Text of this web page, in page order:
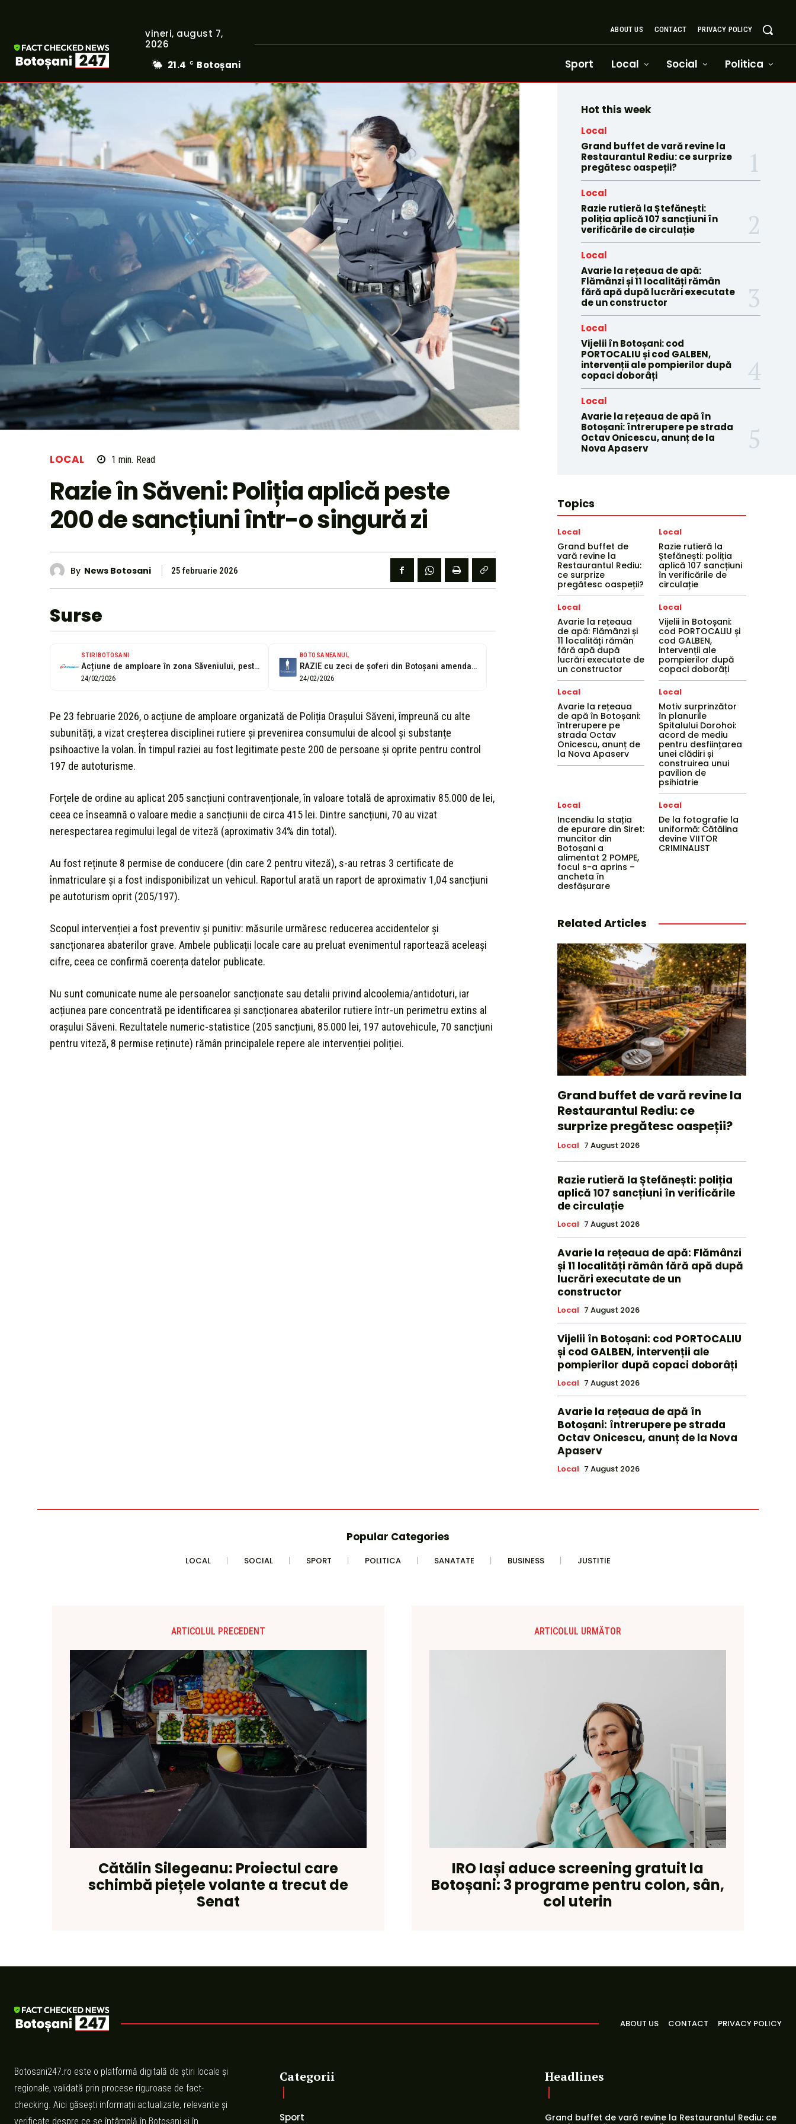
vineri, august 7,
2026
21.4
C Botoșani
ABOUT US CONTACT PRIVACY POLICY
Sport Local Social Politica
LOCAL 1 min. Read
Razie în Săveni: Poliția aplică peste
200 de sancțiuni într-o singură zi
By News Botosani 25 februarie 2026
Surse
STIRIBOTOSANI
Acțiune de amploare în zona Săveniului, peste 200 de sancțiuni aplicate de...
24/02/2026
BOTOSANEANUL
RAZIE cu zeci de șoferi din Botoșani amendați din același motiv
24/02/2026
Pe 23 februarie 2026, o acțiune de amploare organizată de Poliția Orașului Săveni, împreună cu alte
subunități, a vizat creșterea disciplinei rutiere și prevenirea consumului de alcool și substanțe
psihoactive la volan. În timpul raziei au fost legitimate peste 200 de persoane și oprite pentru control
197 de autoturisme.
Forțele de ordine au aplicat 205 sancțiuni contravenționale, în valoare totală de aproximativ 85.000 de lei,
ceea ce înseamnă o valoare medie a sancțiunii de circa 415 lei. Dintre sancțiuni, 70 au vizat
nerespectarea regimului legal de viteză (aproximativ 34% din total).
Au fost reținute 8 permise de conducere (din care 2 pentru viteză), s-au retras 3 certificate de
înmatriculare și a fost indisponibilizat un vehicul. Raportul arată un raport de aproximativ 1,04 sancțiuni
pe autoturism oprit (205/197).
Scopul intervenției a fost preventiv și punitiv: măsurile urmăresc reducerea accidentelor și
sancționarea abaterilor grave. Ambele publicații locale care au preluat evenimentul raportează aceleași
cifre, ceea ce confirmă coerența datelor publicate.
Nu sunt comunicate nume ale persoanelor sancționate sau detalii privind alcoolemia/antidoturi, iar
acțiunea pare concentrată pe identificarea și sancționarea abaterilor rutiere într-un perimetru extins al
orașului Săveni. Rezultatele numeric-statistice (205 sancțiuni, 85.000 lei, 197 autovehicule, 70 sancțiuni
pentru viteză, 8 permise reținute) rămân principalele repere ale intervenției poliției.
Hot this week
Local
Grand buffet de vară revine la
Restaurantul Rediu: ce surprize
pregătesc oaspeții?
Local
Razie rutieră la Ștefănești:
poliția aplică 107 sancțiuni în
verificările de circulație
Local
Avarie la rețeaua de apă:
Flămânzi și 11 localități rămân
fără apă după lucrări executate
de un constructor
Local
Vijelii în Botoșani: cod
PORTOCALIU și cod GALBEN,
intervenții ale pompierilor după
copaci doborâți
Local
Avarie la rețeaua de apă în
Botoșani: întrerupere pe strada
Octav Onicescu, anunț de la
Nova Apaserv
Topics
Local
Grand buffet de
vară revine la
Restaurantul Rediu:
ce surprize
pregătesc oaspeții?
Local
Razie rutieră la
Ștefănești: poliția
aplică 107 sancțiuni
în verificările de
circulație
Local
Avarie la rețeaua
de apă: Flămânzi și
11 localități rămân
fără apă după
lucrări executate de
un constructor
Local
Vijelii în Botoșani:
cod PORTOCALIU și
cod GALBEN,
intervenții ale
pompierilor după
copaci doborâți
Local
Avarie la rețeaua
de apă în Botoșani:
întrerupere pe
strada Octav
Onicescu, anunț de
la Nova Apaserv
Local
Motiv surprinzător
în planurile
Spitalului Dorohoi:
acord de mediu
pentru desființarea
unei clădiri și
construirea unui
pavilion de
psihiatrie
Local
Incendiu la stația
de epurare din Siret:
muncitor din
Botoșani a
alimentat 2 POMPE,
focul s-a aprins –
ancheta în
desfășurare
Local
De la fotografie la
uniformă: Cătălina
devine VIITOR
CRIMINALIST
Related Articles
Grand buffet de vară revine la
Restaurantul Rediu: ce
surprize pregătesc oaspeții?
Local 7 August 2026
Razie rutieră la Ștefănești: poliția
aplică 107 sancțiuni în verificările
de circulație
Local 7 August 2026
Avarie la rețeaua de apă: Flămânzi
și 11 localități rămân fără apă după
lucrări executate de un
constructor
Local 7 August 2026
Vijelii în Botoșani: cod PORTOCALIU
și cod GALBEN, intervenții ale
pompierilor după copaci doborâți
Local 7 August 2026
Avarie la rețeaua de apă în
Botoșani: întrerupere pe strada
Octav Onicescu, anunț de la Nova
Apaserv
Local 7 August 2026
Popular Categories
LOCAL SOCIAL SPORT POLITICA SANATATE BUSINESS JUSTITIE
ARTICOLUL PRECEDENT
Cătălin Silegeanu: Proiectul care
schimbă piețele volante a trecut de
Senat
ARTICOLUL URMĂTOR
IRO Iași aduce screening gratuit la
Botoșani: 3 programe pentru colon, sân,
col uterin
ABOUT US CONTACT PRIVACY POLICY
Botosani247.ro este o platformă digitală de știri locale și
regionale, validată prin procese riguroase de fact-
checking. Aici găsești informații actualizate, relevante și
verificate despre ce se întâmplă în Botoșani și în
Categorii
Sport
Headlines
Grand buffet de vară revine la Restaurantul Rediu: ce